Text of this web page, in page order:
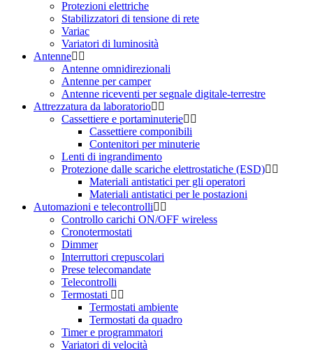
Protezioni elettriche
Stabilizzatori di tensione di rete
Variac
Variatori di luminosità
Antenne
Antenne omnidirezionali
Antenne per camper
Antenne riceventi per segnale digitale-terrestre
Attrezzatura da laboratorio
Cassettiere e portaminuterie
Cassettiere componibili
Contenitori per minuterie
Lenti di ingrandimento
Protezione dalle scariche elettrostatiche (ESD)
Materiali antistatici per gli operatori
Materiali antistatici per le postazioni
Automazioni e telecontrolli
Controllo carichi ON/OFF wireless
Cronotermostati
Dimmer
Interruttori crepuscolari
Prese telecomandate
Telecontrolli
Termostati
Termostati ambiente
Termostati da quadro
Timer e programmatori
Variatori di velocità